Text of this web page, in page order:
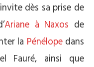
dès sa prise de
Ariane à Naxos de
la Pénélopedans
Fauré, ainsi que